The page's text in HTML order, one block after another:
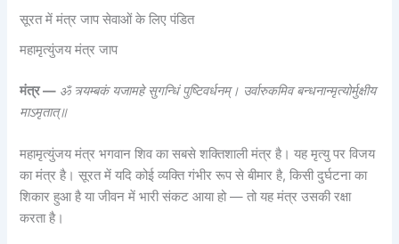
सूरत में मंत्र जाप सेवाओं के लिए पंडित
महामृत्युंजय मंत्र जाप
मंत्र — ॐ त्र्यम्बकं यजामहे सुगन्धिं पुष्टिवर्धनम्। उर्वारुकमिव बन्धनान्मृत्योर्मुक्षीय
माऽमृतात्॥
महामृत्युंजय मंत्र भगवान शिव का सबसे शक्तिशाली मंत्र है। यह मृत्यु पर विजय
का मंत्र है। सूरत में यदि कोई व्यक्ति गंभीर रूप से बीमार है, किसी दुर्घटना का
शिकार हुआ है या जीवन में भारी संकट आया हो — तो यह मंत्र उसकी रक्षा
करता है।